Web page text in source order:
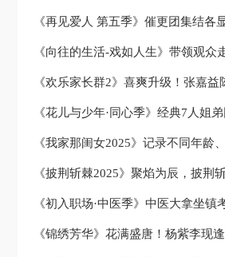
《再见爱人 第五季》催更团集结各
《向往的生活-戏如人生》带领观众
《欢乐家长群2》喜爽升级！张嘉益
《花儿与少年·同心季》经典7人姐
《我家那闺女2025》记录不同年龄
《披荆斩棘2025》聚焰为辰，披荆
《初入职场·中医季》中医大拿坐镇
《锦绣芳华》花满盛唐！杨紫李现